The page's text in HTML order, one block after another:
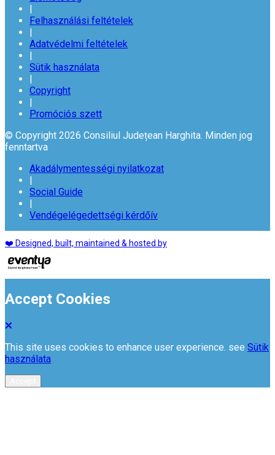
|
Felhasználási feltételek
|
Adatvédelmi feltételek
|
Sütik használata
|
Copyright
|
Promóciós szett
© Copyright 2026 Consiliul Județean Harghita. Minden jog
fenntartva
Akadálymentességi nyilatkozat
|
Social Guide
|
Vendégelégedettségi kérdőív
❤️ Designed, built, maintained & hosted by
Accept Cookies
This site uses cookies to enhance user experience. see Sütik
használata